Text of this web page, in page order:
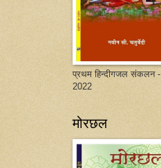
प्रथम हिन्दीगजल संकलन -
2022
मोरछल